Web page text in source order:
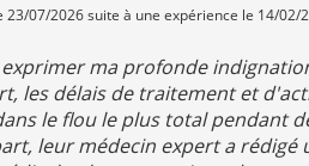
23/07/2026 suite à une expérience le 14/02/
exprimer ma profonde
les délais de traitement et
le flou le plus total pendant
leur médecin expert a